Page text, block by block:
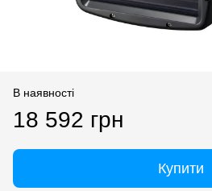
В наявності
18 592 грн
Купити